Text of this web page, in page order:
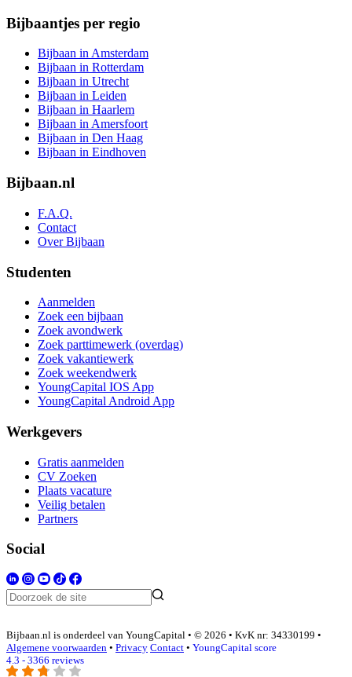
Bijbaantjes per regio
Bijbaan in Amsterdam
Bijbaan in Rotterdam
Bijbaan in Utrecht
Bijbaan in Leiden
Bijbaan in Haarlem
Bijbaan in Amersfoort
Bijbaan in Den Haag
Bijbaan in Eindhoven
Bijbaan.nl
F.A.Q.
Contact
Over Bijbaan
Studenten
Aanmelden
Zoek een bijbaan
Zoek avondwerk
Zoek parttimewerk (overdag)
Zoek vakantiewerk
Zoek weekendwerk
YoungCapital IOS App
YoungCapital Android App
Werkgevers
Gratis aanmelden
CV Zoeken
Plaats vacature
Veilig betalen
Partners
Social
Bijbaan.nl is onderdeel van YoungCapital • © 2026 • KvK nr: 34330199 •
Algemene voorwaarden • Privacy Contact • YoungCapital score
4.3 - 3366 reviews